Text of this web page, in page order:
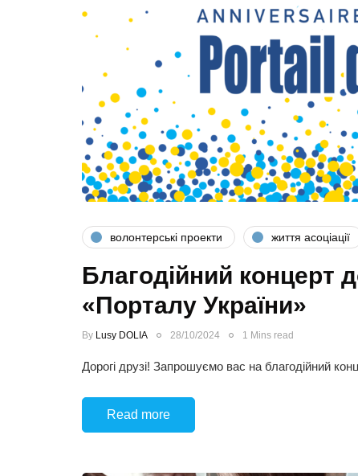
волонтерські проекти життя асоціації
Благодійний концерт
«Порталу України»
By Lusy DOLIA 28/10/2024 1 Mins read
Дорогі друзі! Запрошуємо вас на благодійний
Read more